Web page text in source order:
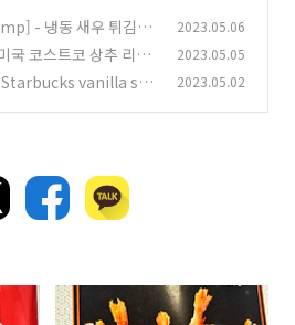
- 냉동 새우 튀김-
2023.05.06
[Artisan ROMAINE]- 미국 코스트코 상추 리뷰 2023.05.05
2023.05.02